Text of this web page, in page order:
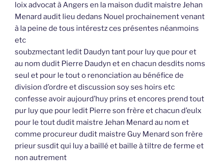
loix advocat à Angers en la maison dudit maistre Jehan
Menard audit lieu dedans Nouel prochainement venant
à la peine de tous intérestz ces présentes néanmoins
etc
soubzmectant ledit Daudyn tant pour luy que pour et
au nom dudit Pierre Daudyn et en chacun desdits noms
seul et pour le tout o renonciation au bénéfice de
division d’ordre et discussion soy ses hoirs etc
confesse avoir aujourd’huy prins et encores prend tout
pur luy que pour ledit Pierre son frère et chacun d’eulx
pour le tout dudit maistre Jehan Menard au nom et
comme procureur dudit maistre Guy Menard son frère
prieur susdit qui luy a baillé et baille à tiltre de ferme et
non autrement